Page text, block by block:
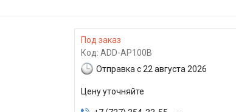
Под заказ
Код: ADD-AP100B
Отправка с 22 августа 2026
Цену уточняйте